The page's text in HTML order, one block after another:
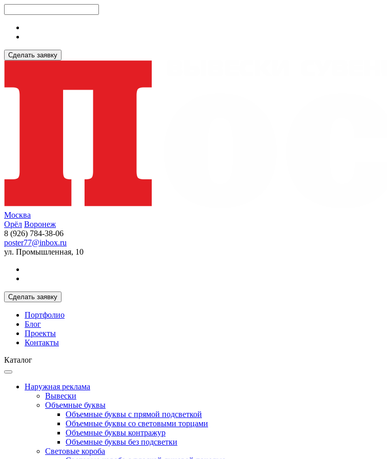
Сделать заявку
Москва
Орёл Воронеж
8 (926) 784-38-06
poster77@inbox.ru
ул. Промышленная, 10
Сделать заявку
Портфолио
Блог
Проекты
Контакты
Каталог
Наружная реклама
Вывески
Объемные буквы
Объемные буквы с прямой подсветкой
Объемные буквы со световыми торцами
Объемные буквы контражур
Объемные буквы без подсветки
Световые короба